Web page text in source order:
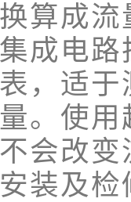
换算成流
集成电路
表，适于
量。使
不会改
安装及